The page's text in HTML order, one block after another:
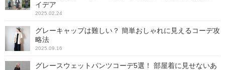
イデア
2025.02.24
グレーキャップは難しい？ 簡単おしゃれに見えるコーデ攻
略法
2025.09.16
グレースウェットパンツコーデ5選！ 部屋着に見せないあ